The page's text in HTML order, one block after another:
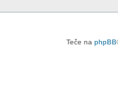
Teče na phpBB